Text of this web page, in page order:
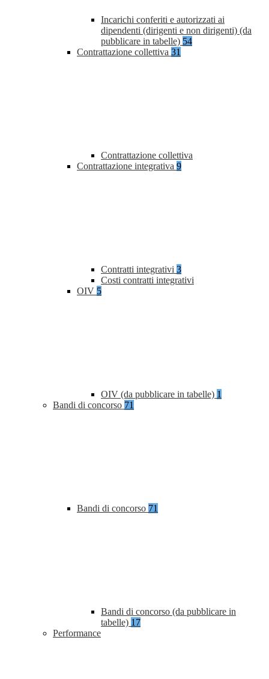
Incarichi conferiti e autorizzati ai
dipendenti (dirigenti e non dirigenti) (da
pubblicare in tabelle) 54
Contrattazione collettiva 31
Contrattazione collettiva
Contrattazione integrativa 9
Contratti integrativi 3
Costi contratti integrativi
OIV 5
OIV (da pubblicare in tabelle) 1
Bandi di concorso 71
Bandi di concorso 71
Bandi di concorso (da pubblicare in
tabelle) 17
Performance